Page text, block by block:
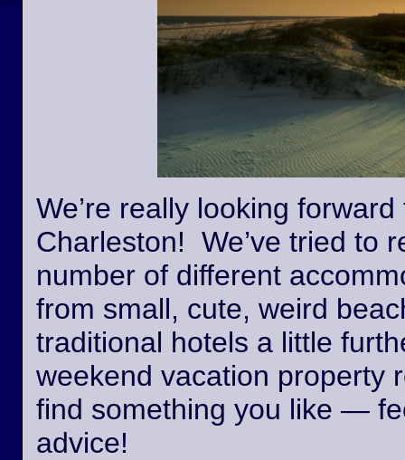
We’re really looking
Charleston! We’ve tried to
number of different
from small, cute, weird
traditional hotels a little
weekend vacation property
find something you like —
advice!